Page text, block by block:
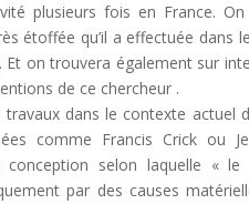
plusieurs fois en France.
étoffée qu’il a effectuée dans
Et on trouvera également sur
de ce chercheur .
dans le contexte actuel
comme Francis Crick ou
selon laquelle «
par des causes